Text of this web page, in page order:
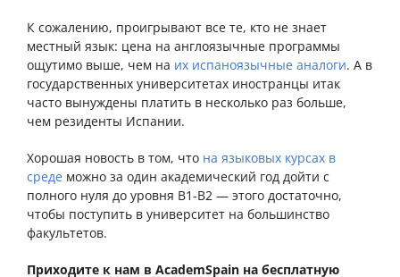
К сожалению, проигрывают все те, кто не знает
местный язык: цена на англоязычные программы
ощутимо выше, чем на их испаноязычные аналоги. А в
государственных университетах иностранцы итак
часто вынуждены платить в несколько раз больше,
чем резиденты Испании.
Хорошая новость в том, что на языковых курсах в
среде можно за один академический год дойти с
полного нуля до уровня B1-B2 — этого достаточно,
чтобы поступить в университет на большинство
факультетов.
Приходите к нам в AcademSpain на бесплатную